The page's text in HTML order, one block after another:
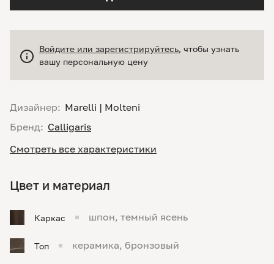
Дизайнер: Marelli | Molteni
Бренд: Calligaris
Смотреть все характеристики
Войдите или зарегистрируйтесь, чтобы узнать
вашу персональную цену
Цвет и материал
Каркас шпон, темный ясень
Топ керамика, бронзовый